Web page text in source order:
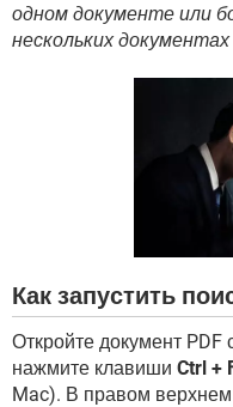
ВИДЕО
YANDEX
одном документе или
нескольких документах
Как запустить
Откройте документ
нажмите клавиши Ctrl +
Mac). В правом верхнем